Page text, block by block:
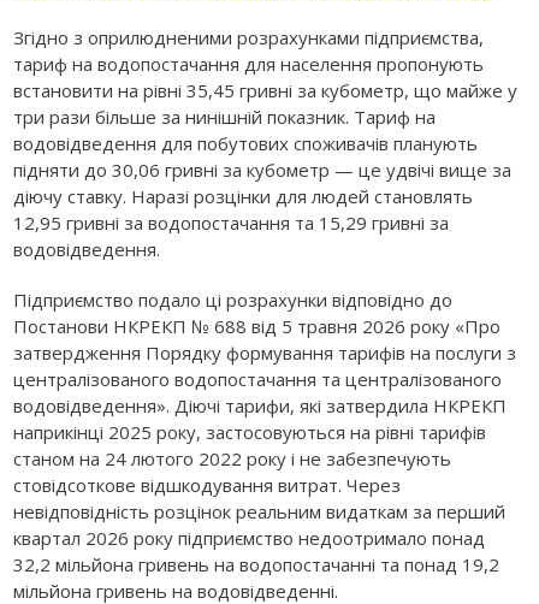
Згідно з оприлюдненими розрахунками підприємства,
тариф на водопостачання для населення пропонують
встановити на рівні 35,45 гривні за кубометр, що майже у
три рази більше за нинішній показник. Тариф на
водовідведення для побутових споживачів планують
підняти до 30,06 гривні за кубометр — це удвічі вище за
діючу ставку. Наразі розцінки для людей становлять
12,95 гривні за водопостачання та 15,29 гривні за
водовідведення.
Підприємство подало ці розрахунки відповідно до
Постанови НКРЕКП № 688 від 5 травня 2026 року «Про
затвердження Порядку формування тарифів на послуги з
централізованого водопостачання та централізованого
водовідведення». Діючі тарифи, які затвердила НКРЕКП
наприкінці 2025 року, застосовуються на рівні тарифів
станом на 24 лютого 2022 року і не забезпечують
стовідсоткове відшкодування витрат. Через
невідповідність розцінок реальним видаткам за перший
квартал 2026 року підприємство недоотримало понад
32,2 мільйона гривень на водопостачанні та понад 19,2
мільйона гривень на водовідведенні.